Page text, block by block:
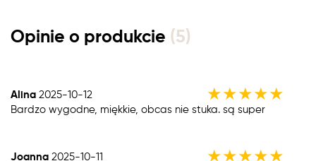
Opinie o produkcie (5)
Alina 2025-10-12 ★★★★★
Bardzo wygodne, miękkie, obcas nie stuka. są super
Joanna 2025-10-11 ★★★★★